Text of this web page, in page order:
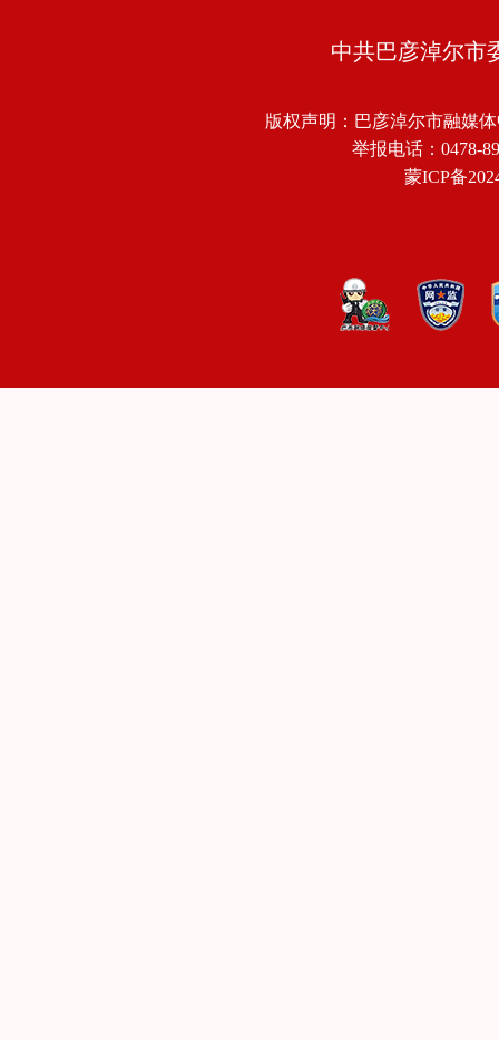
中共巴彦淖尔市
版权声明：巴彦淖尔市融媒
举报电话：0478-
蒙ICP备